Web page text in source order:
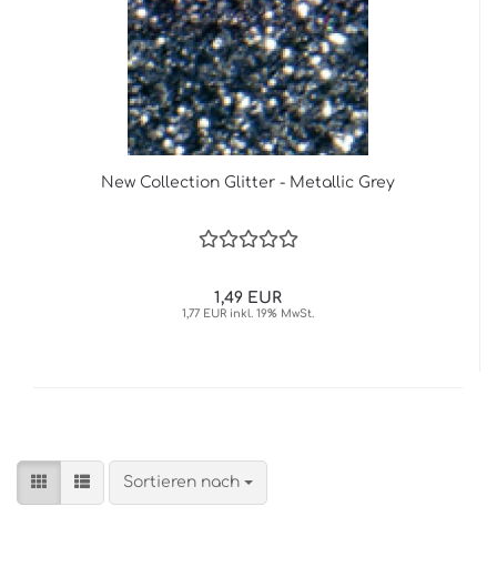
New Collection Glitter - Metallic Grey
1,49 EUR
1,77 EUR inkl. 19% MwSt.
Sortieren nach
Sortieren nach